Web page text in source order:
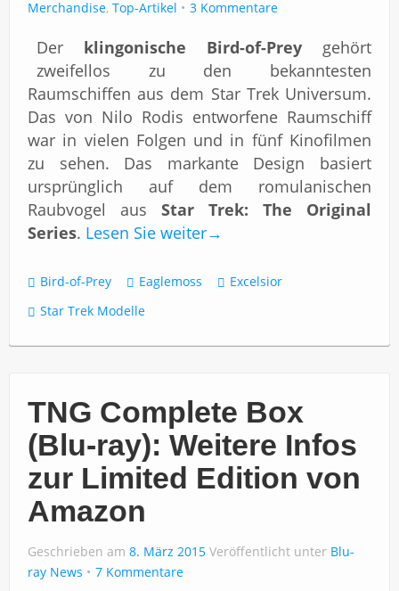
Merchandise, Top-Artikel 3 Kommentare
Der klingonische Bird-of-Prey gehört
zweifellos zu den bekanntesten
Raumschiffen aus dem Star Trek Universum.
Das von Nilo Rodis entworfene Raumschiff
war in vielen Folgen und in fünf Kinofilmen
zu sehen. Das markante Design basiert
ursprünglich auf dem romulanischen
Raubvogel aus Star Trek: The Original
Series. Lesen Sie weiter→
Bird-of-Prey Eaglemoss
Excelsior
Star Trek Modelle
TNG Complete Box
(Blu-ray): Weitere Infos
zur Limited Edition von
Amazon
Geschrieben am 8. März 2015 Veröffentlicht unter Blu-
ray News
7 Kommentare